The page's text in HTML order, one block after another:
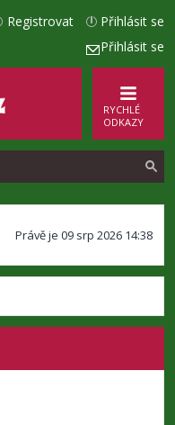
Přihlásit se
Přihlásit se
Registrovat
RYCHLÉ
ODKAZY
d
t
Právě je 09 srp 2026 14:38